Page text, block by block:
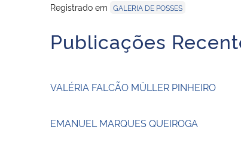
Registrado em GALERIA DE POSSES
Publicações
VALÉRIA FALCÃO MÜLLER PINHEIRO
EMANUEL MARQUES QUEIROGA